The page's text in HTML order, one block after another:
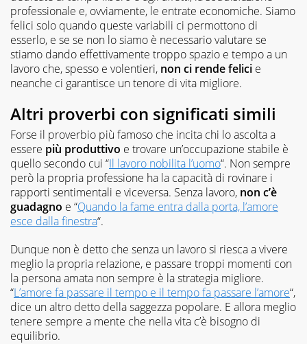
professionale e, ovviamente, le entrate economiche. Siamo
felici solo quando queste variabili ci permottono di
esserlo, e se se non lo siamo è necessario valutare se
stiamo dando effettivamente troppo spazio e tempo a un
lavoro che, spesso e volentieri, non ci rende felici e
neanche ci garantisce un tenore di vita migliore.
Altri proverbi con significati simili
Forse il proverbio più famoso che incita chi lo ascolta a
essere più produttivo e trovare un’occupazione stabile è
quello secondo cui “Il lavoro nobilita l’uomo“. Non sempre
però la propria professione ha la capacità di rovinare i
rapporti sentimentali e viceversa. Senza lavoro, non c’è
guadagno e “Quando la fame entra dalla porta, l’amore
esce dalla finestra“.
Dunque non è detto che senza un lavoro si riesca a vivere
meglio la propria relazione, e passare troppi momenti con
la persona amata non sempre è la strategia migliore.
“L’amore fa passare il tempo e il tempo fa passare l’amore“,
dice un altro detto della saggezza popolare. E allora meglio
tenere sempre a mente che nella vita c’è bisogno di
equilibrio.